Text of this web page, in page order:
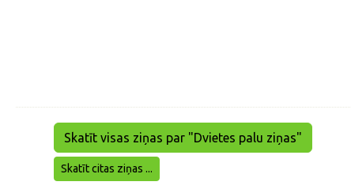
Skatīt visas ziņas par "Dvietes palu ziņas"
Skatīt citas ziņas ...